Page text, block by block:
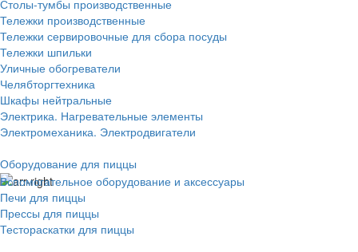
Столы-тумбы производственные
Тележки производственные
Тележки сервировочные для сбора посуды
Тележки шпильки
Уличные обогреватели
Челябторгтехника
Шкафы нейтральные
Электрика. Нагревательные элементы
Электромеханика. Электродвигатели
Оборудование для пиццы
Вспомогательное оборудование и аксессуары
Печи для пиццы
Прессы для пиццы
Тестораскатки для пиццы